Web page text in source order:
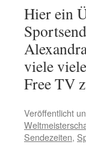
Hier ein
viele
Free TV
Veröffentlicht
Sendezeiten,